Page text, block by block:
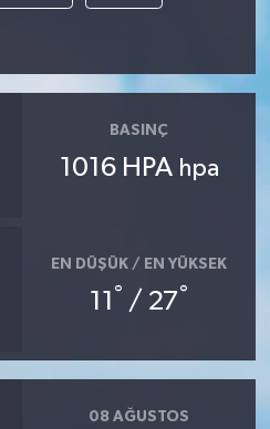
BASINÇ
1016 HPA hpa
EN DÜŞÜK / EN YÜKSEK
11 ° / 27°
08 AĞUSTOS